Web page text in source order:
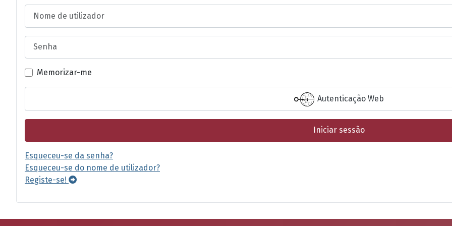
Nome de utilizador
Memorizar-me
Autenticação Web
Iniciar sessão
Esqueceu-se da senha?
Esqueceu-se do nome de utilizador?
Registe-se!